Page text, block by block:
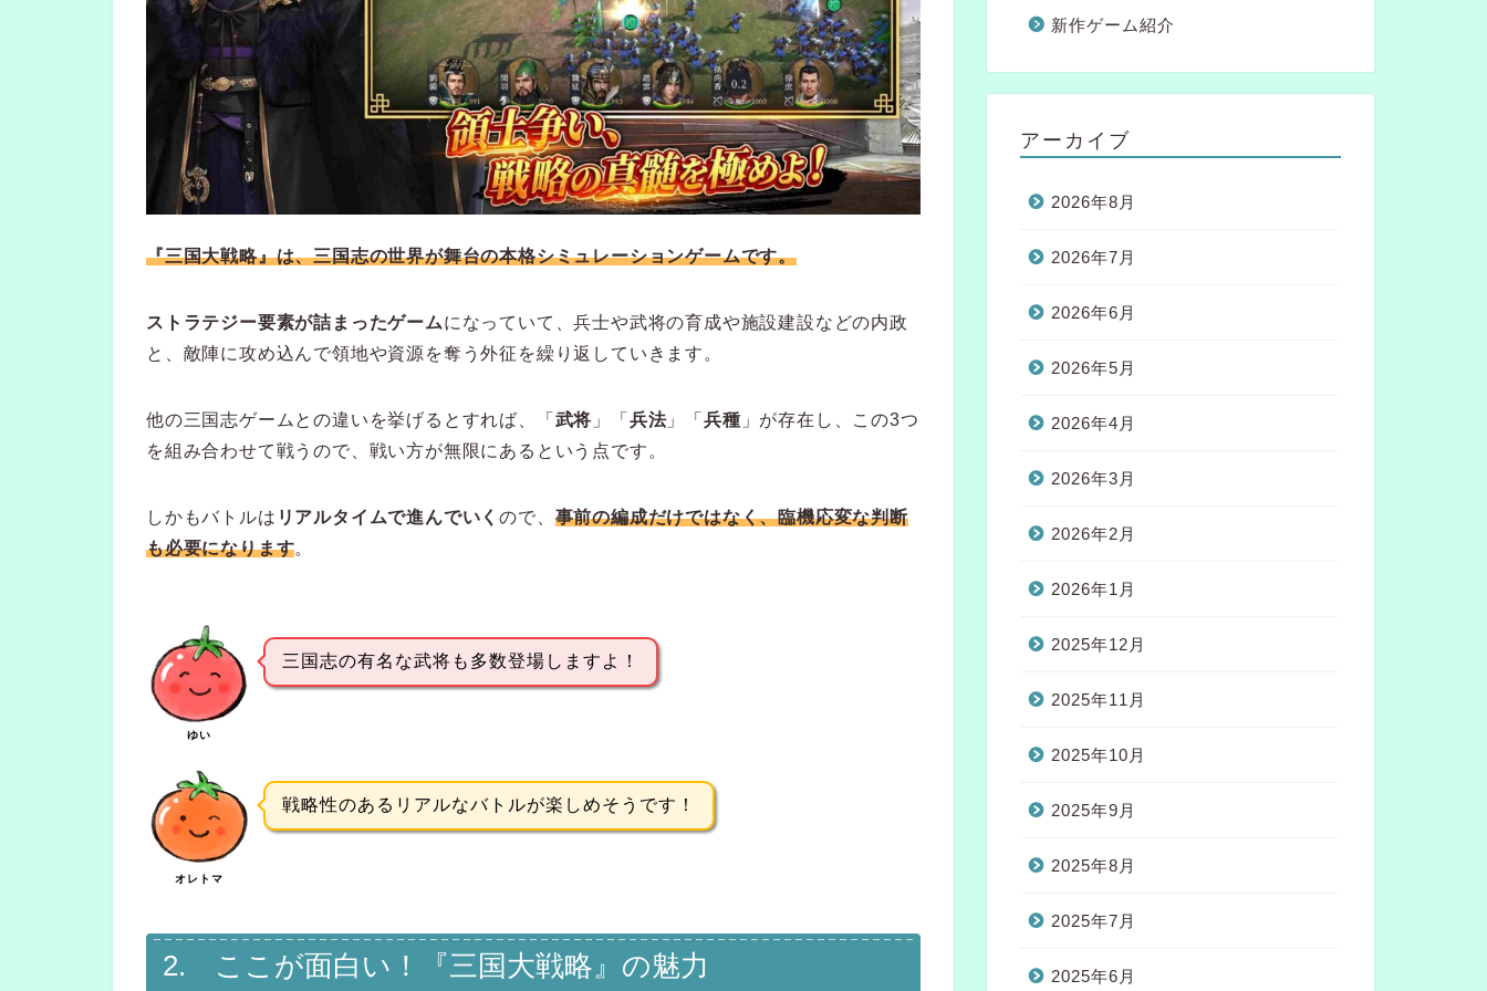
『三国大戦略』は、三国志の世界が舞台の本格シミュレーションゲームです。
ストラテジー要素が詰まったゲームになっていて、兵士や武将の育成や施設建設などの内政
と、敵陣に攻め込んで領地や資源を奪う外征を繰り返していきます。
他の三国志ゲームとの違いを挙げるとすれば、「 武将 」「 兵法」「兵種 」が存在し、この3つ
を組み合わせて戦うので、戦い方が無限にあるという点です。
しかもバトルは リアルタイムで進んでいくので、 事前の編成だけではなく、臨機応変な判断
も必要になります。
ゆい
三国志の有名な武将も多数登場しますよ！
オレトマ
戦略性のあるリアルなバトルが楽しめそうです！
2. ここが面白い！『三国大戦略』の魅力
新作ゲーム紹介
アーカイブ
2026年8月
2026年7月
2026年6月
2026年5月
2026年4月
2026年3月
2026年2月
2026年1月
2025年12月
2025年11月
2025年10月
2025年9月
2025年8月
2025年7月
2025年6月